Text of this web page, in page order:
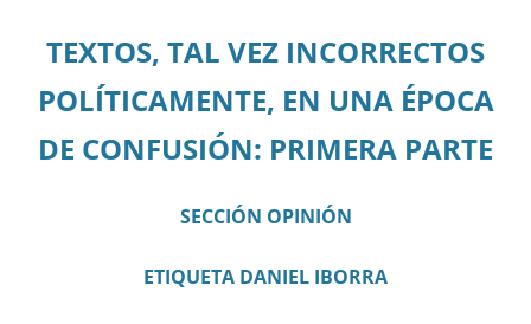
TEXTOS, TAL VEZ INCORRECTOS
POLÍTICAMENTE, EN UNA ÉPOCA
DE CONFUSIÓN: PRIMERA PARTE
SECCIÓN OPINIÓN
ETIQUETA DANIEL IBORRA